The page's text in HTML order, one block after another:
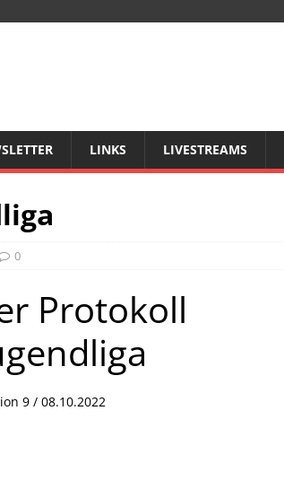
LINKS LIVESTREAMS
0
Protokoll
9 / 08.10.2022